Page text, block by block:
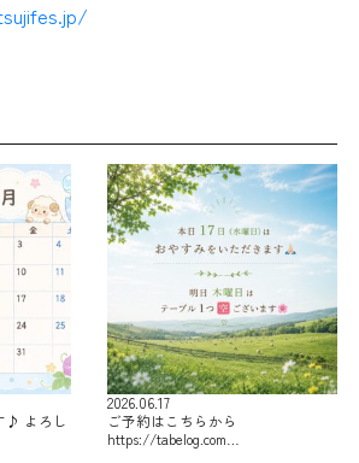
♪ よろし
2026.06.17
ご予約はこちらから
https://tabelog.com…